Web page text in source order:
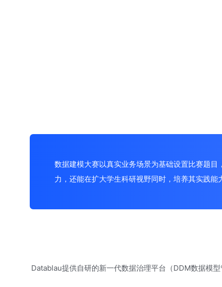
数据建模大赛以真实业务场景为基础设置比赛题
力，还能在扩大学生科研视野同时，培养其实践能
Datablau提供自研的新一代数据治理平台（DDM数据模